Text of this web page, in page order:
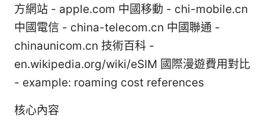
方網站 - apple.com 中國移動 - chi-mobile.cn
中國電信 - china-telecom.cn 中國聯通 -
chinaunicom.cn 技術百科 -
en.wikipedia.org/wiki/eSIM 國際漫遊費用對比
- example: roaming cost references
核心內容